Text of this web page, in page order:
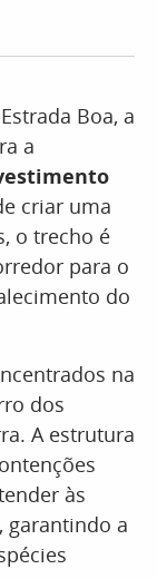
Boa, a
a
criar uma
o trecho é
para o
do
na
dos
A estrutura
às
garantindo a